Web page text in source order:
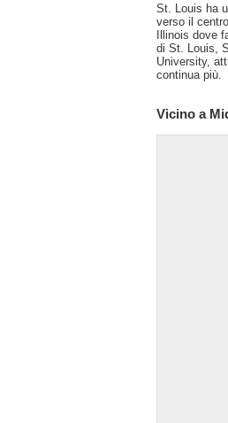
St. Louis ha
verso il
Illinois dove
di St. Louis,
University,
continua più.
Vicino a